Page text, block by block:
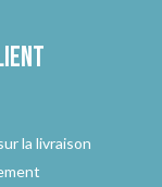
la livraison